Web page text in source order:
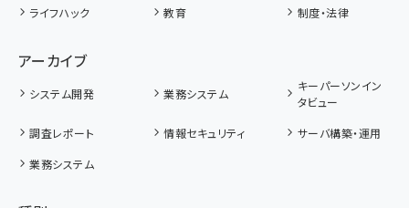
ライフハック
教育 制度・法律
アーカイブ
システム開発 業務システム
キーパーソンイン
タビュー
調査レポート
情報セキュリティ
サーバ構築・運用
業務システム